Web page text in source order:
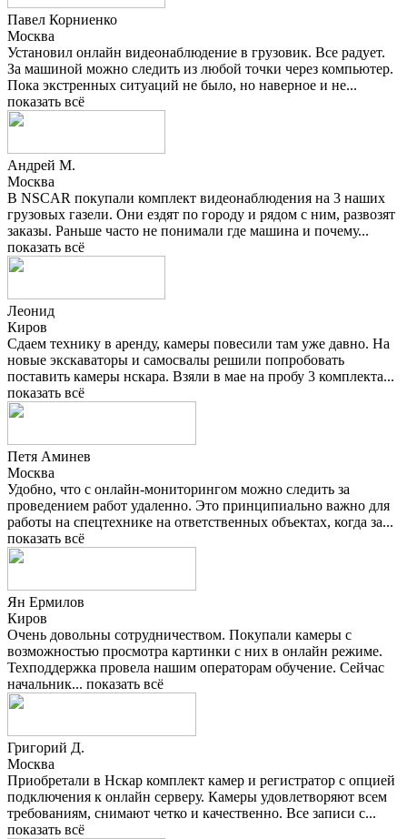
Павел Корниенко
Москва
Установил онлайн видеонаблюдение в грузовик. Все радует.
За машиной можно следить из любой точки через компьютер.
Пока экстренных ситуаций не было, но наверное и не...
показать всё
Андрей М.
Москва
В NSCAR покупали комплект видеонаблюдения на 3 наших
грузовых газели. Они ездят по городу и рядом с ним, развозят
заказы. Раньше часто не понимали где машина и почему...
показать всё
Леонид
Киров
Сдаем технику в аренду, камеры повесили там уже давно. На
новые экскаваторы и самосвалы решили попробовать
поставить камеры нскара. Взяли в мае на пробу 3 комплекта...
показать всё
Петя Аминев
Москва
Удобно, что с онлайн-мониторингом можно следить за
проведением работ удаленно. Это принципиально важно для
работы на спецтехнике на ответственных объектах, когда за...
показать всё
Ян Ермилов
Киров
Очень довольны сотрудничеством. Покупали камеры с
возможностью просмотра картинки с них в онлайн режиме.
Техподдержка провела нашим операторам обучение. Сейчас
начальник... показать всё
Григорий Д.
Москва
Приобретали в Нскар комплект камер и регистратор с опцией
подключения к онлайн серверу. Камеры удовлетворяют всем
требованиям, снимают четко и качественно. Все записи с...
показать всё